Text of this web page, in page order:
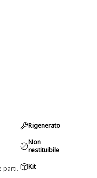
parti.
Rigenerato
Non
restituibile
Kit